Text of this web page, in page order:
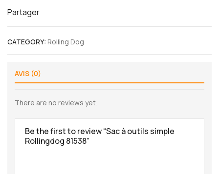
Partager
CATEGORY: Rolling Dog
AVIS (0)
There are no reviews yet.
Be the first to review “Sac à outils simple
Rollingdog 81538”